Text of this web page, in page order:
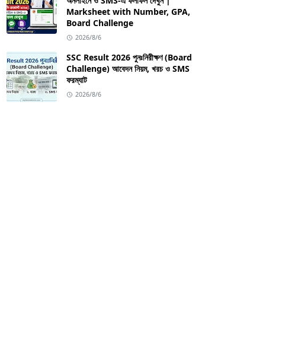
Marksheet with Number, GPA,
Board Challenge
2026/8/6
SSC Result 2026 পুনঃনিরীক্ষণ (Board
Challenge) আবেদন নিয়ম, খরচ ও SMS
ফরম্যাট
2026/8/6